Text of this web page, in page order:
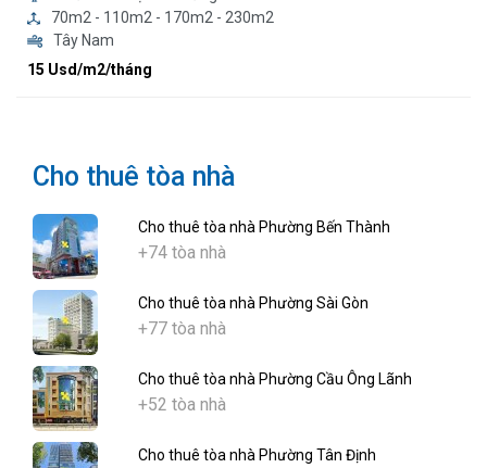
70m2 - 110m2 - 170m2 - 230m2
Tây Nam
15 Usd/m2/tháng
Cho thuê tòa nhà
Cho thuê tòa nhà Phường Bến Thành
+74 tòa nhà
Cho thuê tòa nhà Phường Sài Gòn
+77 tòa nhà
Cho thuê tòa nhà Phường Cầu Ông Lãnh
+52 tòa nhà
Cho thuê tòa nhà Phường Tân Định